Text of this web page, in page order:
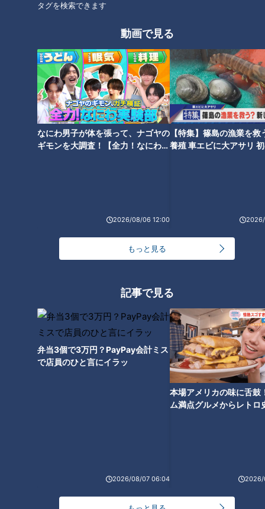
タグを検索できます
動画で見る
なにわ男子が体を張って、ナゴヤの
ギモンを大調査！【全力！なにわ実
2026/08/06 12:00
【特集】篠島の漁業を救
養殖 車エビに大アサリ
もっと見る
記事で見る
弁当3個で3万円？PayPay会計ミス
で店員のひと言にイラッ
2026/08/07 06:04
本場アメリカの味に舌鼓
ム満点グルメからレトロ
2026/
オススメ関連コンテンツ
2000人に1人しか注文しない幻
のメニュー！？山本屋本店「味
噌煮込うどん」意外と知らない
驚きのサービス
「世界の山ちゃん」の店名に隠
されたネーミング秘話とは？ 名
物「幻の手羽先」に秘められた
ヒストリーを深掘り